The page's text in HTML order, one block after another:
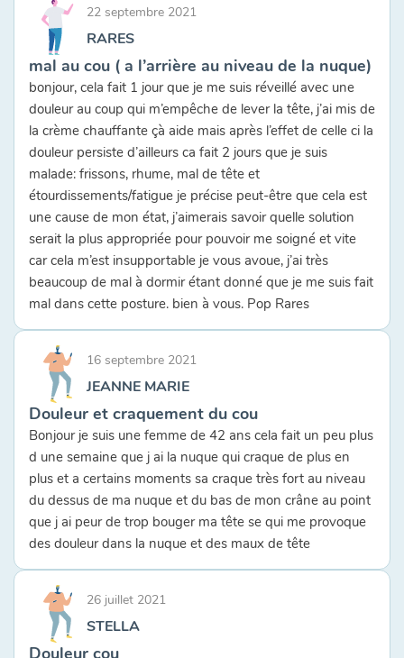
22 septembre 2021
RARES
mal au cou ( a l’arrière au niveau de la nuque)
bonjour, cela fait 1 jour que je me suis réveillé avec une
douleur au coup qui m’empêche de lever la tête, j’ai mis de
la crème chauffante çà aide mais après l’effet de celle ci la
douleur persiste d’ailleurs ca fait 2 jours que je suis
malade: frissons, rhume, mal de tête et
étourdissements/fatigue je précise peut-être que cela est
une cause de mon état, j’aimerais savoir quelle solution
serait la plus appropriée pour pouvoir me soigné et vite
car cela m’est insupportable je vous avoue, j’ai très
beaucoup de mal à dormir étant donné que je me suis fait
mal dans cette posture. bien à vous. Pop Rares
16 septembre 2021
JEANNE MARIE
Douleur et craquement du cou
Bonjour je suis une femme de 42 ans cela fait un peu plus
d une semaine que j ai la nuque qui craque de plus en
plus et a certains moments sa craque très fort au niveau
du dessus de ma nuque et du bas de mon crâne au point
que j ai peur de trop bouger ma tête se qui me provoque
des douleur dans la nuque et des maux de tête
26 juillet 2021
STELLA